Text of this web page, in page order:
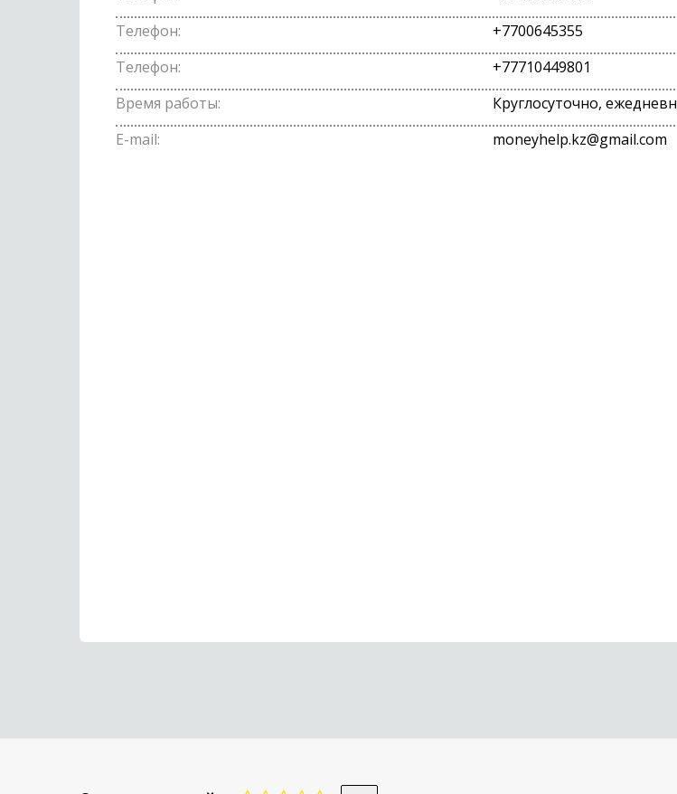
Телефон:
+7700645355
Телефон:
+77710449801
Время работы:
Круглосуточно,
E-mail:
moneyhelp.kz@gmail.com